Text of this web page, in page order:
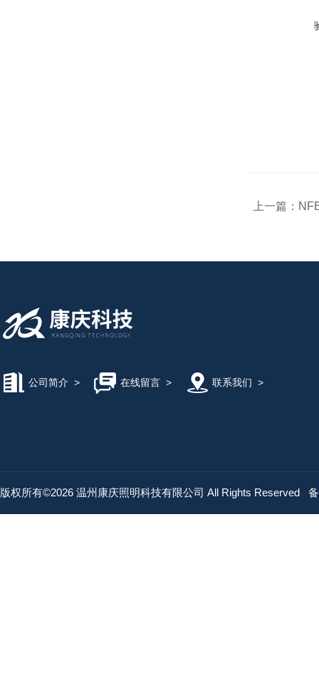
上一篇：
公司简介 > 在线留言> 联系我们 >
版权所有©2026 温州康庆照明科技有限公司 All Rights Reserved